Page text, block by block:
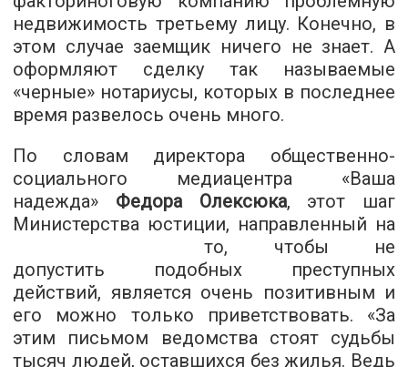
недвижимость третьему лицу. Конечно, в
этом случае заемщик ничего не знает. А
оформляют сделку так называемые
«черные» нотариусы, которых в последнее
время развелось очень много.
По словам директора общественно-
социального медиацентра «Ваша
надежда» Федора Олексюка, этот шаг
Министерства юстиции, направленный на
то, чтобы не
допустить подобных преступных
действий, является очень позитивным и
его можно только приветствовать. «За
этим письмом ведомства стоят судьбы
тысяч людей, оставшихся без жилья. Ведь